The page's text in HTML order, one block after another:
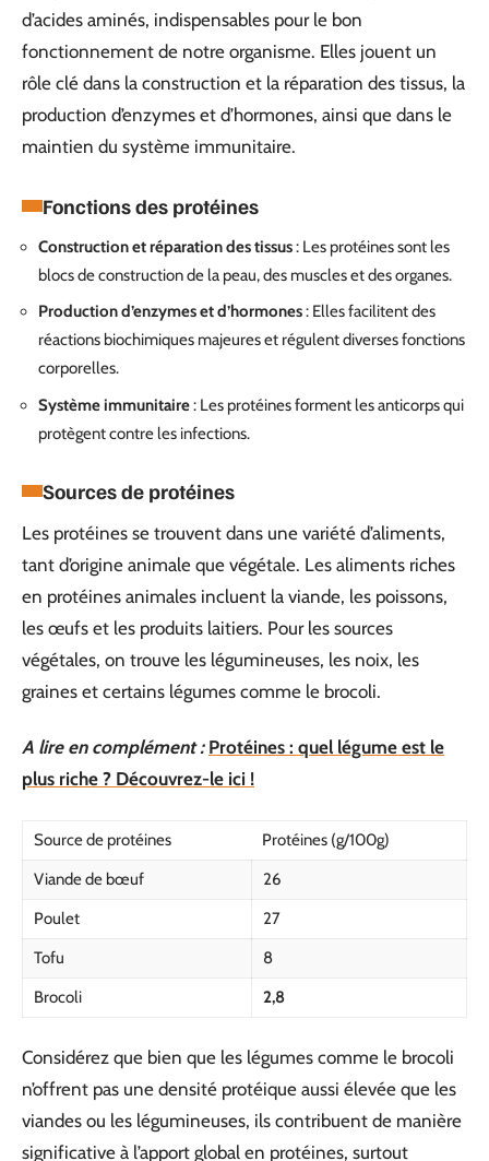
d’acides aminés, indispensables pour le bon
fonctionnement de notre organisme. Elles jouent un
rôle clé dans la construction et la réparation des tissus, la
production d’enzymes et d’hormones, ainsi que dans le
maintien du système immunitaire.
Fonctions des protéines
Construction et réparation des tissus: Les protéines sont les
blocs de construction de la peau, des muscles et des organes.
Production d’enzymes et d’hormones: Elles facilitent des
réactions biochimiques majeures et régulent diverses fonctions
corporelles.
Système immunitaire: Les protéines forment les anticorps qui
protègent contre les infections.
Sources de protéines
Les protéines se trouvent dans une variété d’aliments,
tant d’origine animale que végétale. Les aliments riches
en protéines animales incluent la viande, les poissons,
les œufs et les produits laitiers. Pour les sources
végétales, on trouve les légumineuses, les noix, les
graines et certains légumes comme le brocoli.
A lire en complément : Protéines : quel légume est le
plus riche ? Découvrez-le ici !
Source de protéines
Protéines (g/100g)
Viande de bœuf
26
Poulet
27
Tofu
8
Brocoli
2,8
Considérez que bien que les légumes comme le brocoli
n’offrent pas une densité protéique aussi élevée que les
viandes ou les légumineuses, ils contribuent de manière
significative à l’apport global en protéines, surtout